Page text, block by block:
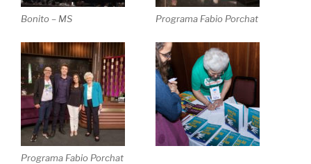
Bonito – MS Programa Fabio Porchat
Programa Fabio Porchat